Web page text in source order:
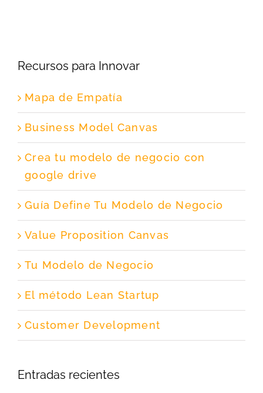
Recursos para Innovar
Mapa de Empatía
Business Model Canvas
Crea tu modelo de negocio con
google drive
Guía Define Tu Modelo de Negocio
Value Proposition Canvas
Tu Modelo de Negocio
El método Lean Startup
Customer Development
Entradas recientes